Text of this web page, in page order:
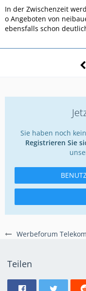
Werbeforum
In der Zwischenzeit
o Angeboten von
ebensfalls schon
Sie haben noch
Registrieren Sie
Teilen